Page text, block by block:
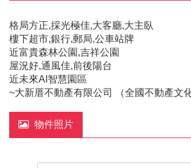
格局方正,採光極佳,大客廳,大主臥
樓下超市,銀行,郵局,公車站牌
近富貴森林公園,吉祥公園
屋況好,通風佳,前後陽台
近未來AI智慧園區
~大新厝不動產有限公司 （全國不動產文
物件照片